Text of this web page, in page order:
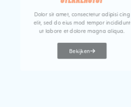
Dolor sit amet, consectetur adipisi cing
elit, sed do eius mod tempor incididunt
ut labore et dolore magna aliqua.
Bekijken